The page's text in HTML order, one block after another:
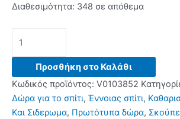
Διαθεσιμότητα: 348 σε απόθεμα
Σφουγγαρίστρα
Αυτοκαθαρισμό
και
Διαχωριστικό
Προσθήκη στο Καλάθι
Κωδικός προϊόντος: V0103852
Δώρα για το σπίτι, Έννοιας σπίτι,
Και Σιδερωμα, Πρωτότυπα δώρα,